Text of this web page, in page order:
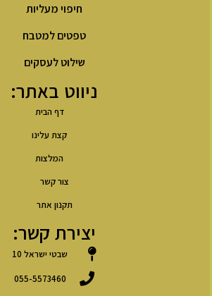
חיפוי מעליות
טפטים למטבח
שילוט לעסקים
ניווט באתר:
דף הבית
קצת עלינו
המלצות
צור קשר
תקנון אתר
יצירת קשר:
שבטי ישראל 10
055-5573460